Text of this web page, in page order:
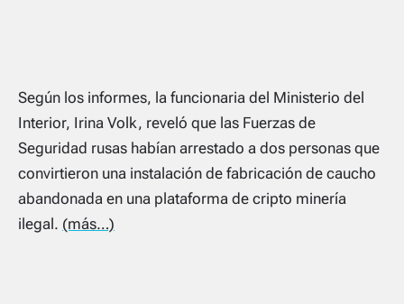
Según los informes, la funcionaria del Ministerio del
Interior, Irina Volk, reveló que las Fuerzas de
Seguridad rusas habían arrestado a dos personas que
convirtieron una instalación de fabricación de caucho
abandonada en una plataforma de cripto minería
ilegal. (más…)